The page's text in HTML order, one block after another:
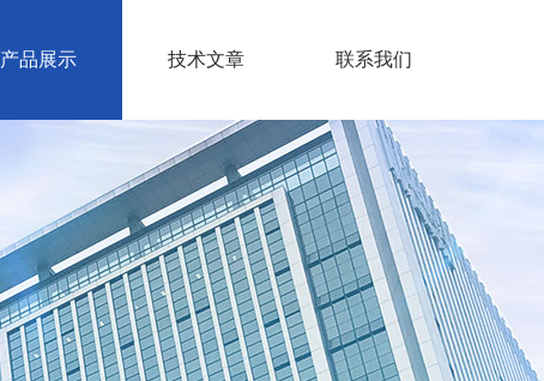
产品展示 技术文章 联系我们